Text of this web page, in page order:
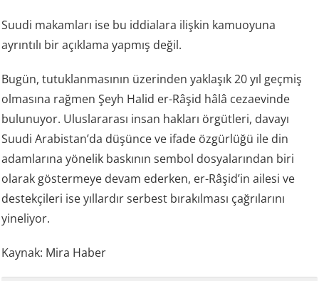
Suudi makamları ise bu iddialara ilişkin kamuoyuna
ayrıntılı bir açıklama yapmış değil.
Bugün, tutuklanmasının üzerinden yaklaşık 20 yıl geçmiş
olmasına rağmen Şeyh Halid er-Râşid hâlâ cezaevinde
bulunuyor. Uluslararası insan hakları örgütleri, davayı
Suudi Arabistan’da düşünce ve ifade özgürlüğü ile din
adamlarına yönelik baskının sembol dosyalarından biri
olarak göstermeye devam ederken, er-Râşid’in ailesi ve
destekçileri ise yıllardır serbest bırakılması çağrılarını
yineliyor.
Kaynak: Mira Haber